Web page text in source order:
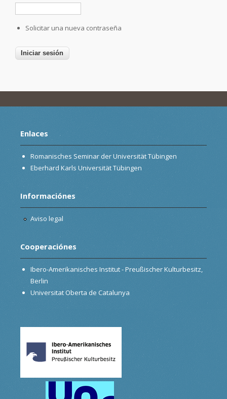
Solicitar una nueva contraseña
Enlaces
Romanisches Seminar der Universität Tübingen
Eberhard Karls Universität Tübingen
Informaciónes
Aviso legal
Cooperaciónes
Ibero-Amerikanisches Institut - Preußischer Kulturbesitz,
Berlin
Universitat Oberta de Catalunya